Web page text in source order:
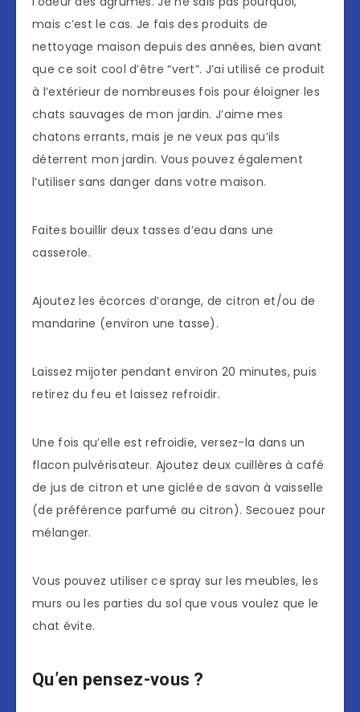
mais c’est le cas. Je fais des produits de
nettoyage maison depuis des années, bien avant
que ce soit cool d’être “vert”. J’ai utilisé ce produit
à l’extérieur de nombreuses fois pour éloigner les
chats sauvages de mon jardin. J’aime mes
chatons errants, mais je ne veux pas qu’ils
déterrent mon jardin. Vous pouvez également
l’utiliser sans danger dans votre maison.
Faites bouillir deux tasses d’eau dans une
casserole.
Ajoutez les écorces d’orange, de citron et/ou de
mandarine (environ une tasse).
Laissez mijoter pendant environ 20 minutes, puis
retirez du feu et laissez refroidir.
Une fois qu’elle est refroidie, versez-la dans un
flacon pulvérisateur. Ajoutez deux cuillères à café
de jus de citron et une giclée de savon à vaisselle
(de préférence parfumé au citron). Secouez pour
mélanger.
Vous pouvez utiliser ce spray sur les meubles, les
murs ou les parties du sol que vous voulez que le
chat évite.
Qu’en pensez-vous ?